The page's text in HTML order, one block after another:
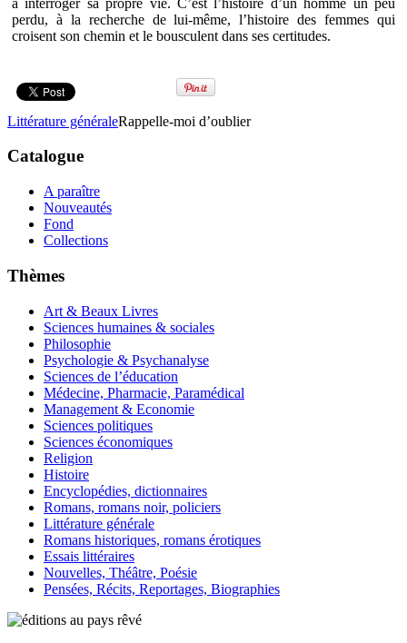
perdu, à la recherche de lui-même, l’histoire des femmes qui
croisent son chemin et le bousculent dans ses certitudes.
Littérature généraleRappelle-moi d’oublier
Catalogue
A paraître
Nouveautés
Fond
Collections
Thèmes
Art & Beaux Livres
Sciences humaines & sociales
Philosophie
Psychologie & Psychanalyse
Sciences de l’éducation
Médecine, Pharmacie, Paramédical
Management & Economie
Sciences politiques
Sciences économiques
Religion
Histoire
Encyclopédies, dictionnaires
Romans, romans noir, policiers
Littérature générale
Romans historiques, romans érotiques
Essais littéraires
Nouvelles, Théâtre, Poésie
Pensées, Récits, Reportages, Biographies